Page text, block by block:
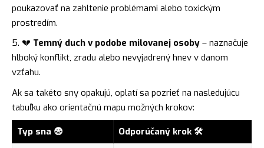
poukazovať na zahltenie problémami alebo toxickým
prostredím.
💔 Temný duch v podobe milovanej osoby – naznačuje
hlboký konflikt, zradu alebo nevyjadrený hnev v danom
vzťahu.
Ak sa takéto sny opakujú, oplatí sa pozrieť na nasledujúcu
tabuľku ako orientačnú mapu možných krokov:
Typ sna 😨
Odporúčaný krok 🛠️